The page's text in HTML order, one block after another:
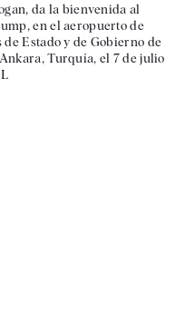
da la bienvenida al
en el aeropuerto de
de Estado y de Gobierno de
Turquía, el 7 de julio